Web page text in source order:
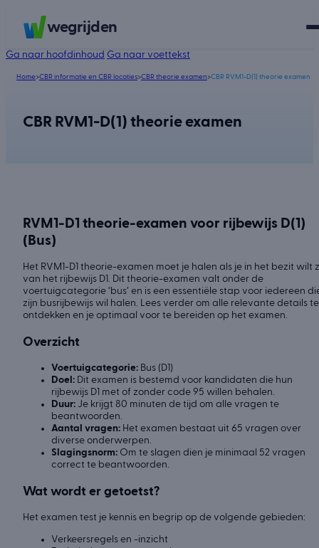
wegrijden
Ga naar hoofdinhoud Ga naar voettekst
Home>CBR informatie en CBR locaties>CBR theorie examen>CBR RVM1-D(1) theorie examen
CBR RVM1-D(1) theorie examen
RVM1-D1 theorie-examen voor rijbewijs D(1)
(Bus)
Het RVM1-D1 theorie-examen moet je halen als je in het bezit wilt
van het rijbewijs D1. Dit theorie-examen valt onder de
voertuigcategorie ‘bus’ en is een essentiële stap voor iedereen
zijn busrijbewijs wil halen. Lees verder om alle relevante details te
ontdekken en je optimaal voor te bereiden op het examen.
Overzicht
Voertuigcategorie: Bus (D1)
Doel: Dit examen is bestemd voor kandidaten die hun
rijbewijs D1 met of zonder code 95 willen behalen.
Duur: Je krijgt 80 minuten de tijd om alle vragen te
beantwoorden.
Aantal vragen: Het examen bestaat uit 65 vragen over
diverse onderwerpen.
Slagingsnorm: Om te slagen dien je minimaal 52 vragen
correct te beantwoorden.
Wat wordt er getoetst?
Het examen test je kennis en begrip op de volgende gebieden:
Verkeersregels en -inzicht